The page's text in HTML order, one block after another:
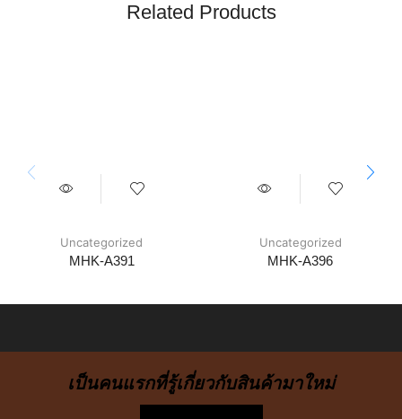
Related Products
Uncategorized
MHK-A391
Uncategorized
MHK-A396
เป็นคนแรกที่รู้เกี่ยวกับสินค้ามาใหม่